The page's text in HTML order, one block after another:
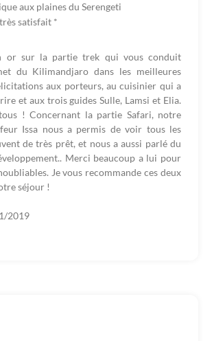
aux plaines du Serengeti
très satisfait *
or sur la partie trek qui vous conduit
du Kilimandjaro dans les meilleures
aux porteurs, au cuisinier qui a
et aux trois guides Sulle, Lamsi et Elia.
! Concernant la partie Safari, notre
Issa nous a permis de voir tous les
de très prêt, et nous a aussi parlé du
Merci beaucoup a lui pour
Je vous recommande ces deux
séjour !
2019